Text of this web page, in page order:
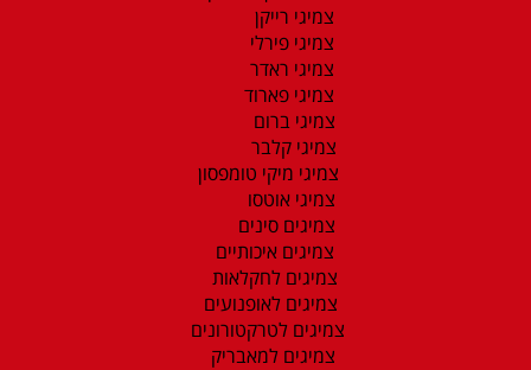
צמיגי רייקן
צמיגי פירלי
צמיגי ראדר
צמיגי פארוד
צמיגי ברום
צמיגי קלבר
צמיגי מיקי טומפסון
צמיגי אוטסו
צמיגים סינים
צמיגים איכותיים
צמיגים לחקלאות
צמיגים לאופנועים
צמיגים לטרקטורונים
צמיגים למאבריק